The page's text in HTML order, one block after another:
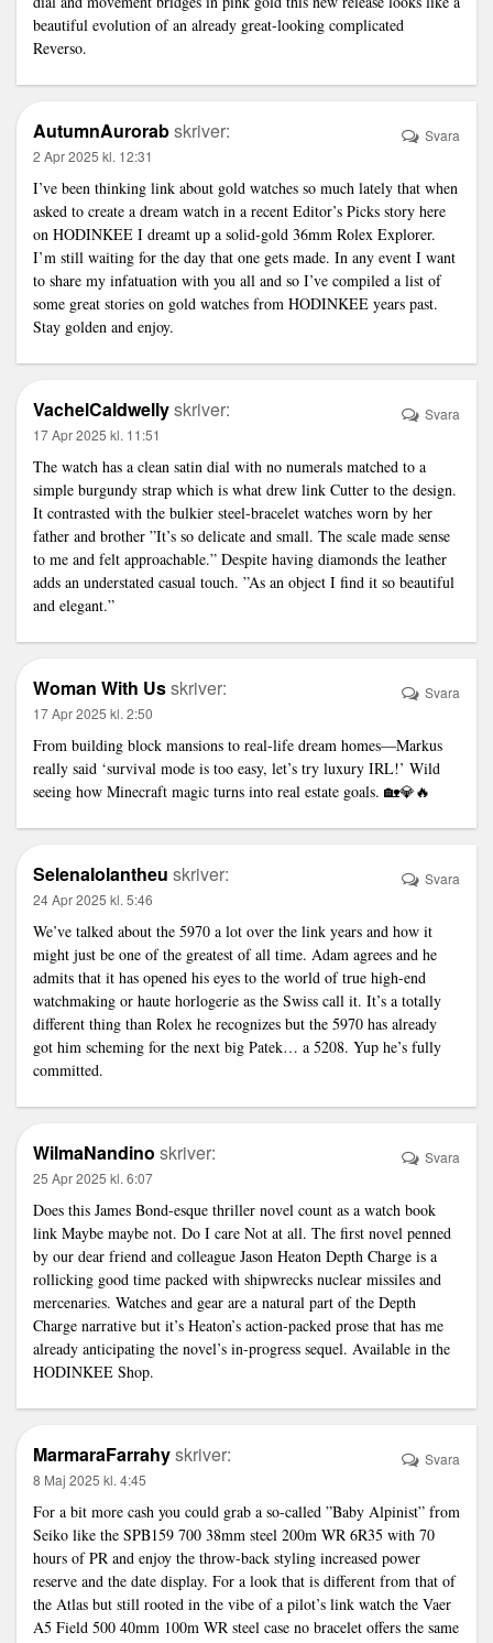
beautiful evolution of an already great-looking complicated
Reverso.
AutumnAurorabskriver:
2 Apr 2025 kl. 12:31
I’ve been thinking link about gold watches so much lately that when
asked to create a dream watch in a recent Editor’s Picks story here
on HODINKEE I dreamt up a solid-gold 36mm Rolex Explorer.
I’m still waiting for the day that one gets made. In any event I want
to share my infatuation with you all and so I’ve compiled a list of
some great stories on gold watches from HODINKEE years past.
Stay golden and enjoy.
Svara
VachelCaldwellyskriver:
17 Apr 2025 kl. 11:51
The watch has a clean satin dial with no numerals matched to a
simple burgundy strap which is what drew link Cutter to the design.
It contrasted with the bulkier steel-bracelet watches worn by her
father and brother ”It’s so delicate and small. The scale made sense
to me and felt approachable.” Despite having diamonds the leather
adds an understated casual touch. ”As an object I find it so beautiful
and elegant.”
Svara
Woman With Usskriver:
17 Apr 2025 kl. 2:50
From building block mansions to real-life dream homes—Markus
really said ‘survival mode is too easy, let’s try luxury IRL!’ Wild
seeing how Minecraft magic turns into real estate goals. 🏡💎🔥
Svara
SelenaIolantheu skriver:
24 Apr 2025 kl. 5:46
We’ve talked about the 5970 a lot over the link years and how it
might just be one of the greatest of all time. Adam agrees and he
admits that it has opened his eyes to the world of true high-end
watchmaking or haute horlogerie as the Swiss call it. It’s a totally
different thing than Rolex he recognizes but the 5970 has already
got him scheming for the next big Patek… a 5208. Yup he’s fully
committed.
Svara
WilmaNandino skriver:
25 Apr 2025 kl. 6:07
Does this James Bond-esque thriller novel count as a watch book
link Maybe maybe not. Do I care Not at all. The first novel penned
by our dear friend and colleague Jason Heaton Depth Charge is a
rollicking good time packed with shipwrecks nuclear missiles and
mercenaries. Watches and gear are a natural part of the Depth
Charge narrative but it’s Heaton’s action-packed prose that has me
already anticipating the novel’s in-progress sequel. Available in the
HODINKEE Shop.
Svara
MarmaraFarrahyskriver:
8 Maj 2025 kl. 4:45
For a bit more cash you could grab a so-called ”Baby Alpinist” from
Seiko like the SPB159 700 38mm steel 200m WR 6R35 with 70
hours of PR and enjoy the throw-back styling increased power
reserve and the date display. For a look that is different from that of
the Atlas but still rooted in the vibe of a pilot’s link watch the Vaer
A5 Field 500 40mm 100m WR steel case no bracelet offers the same
Svara